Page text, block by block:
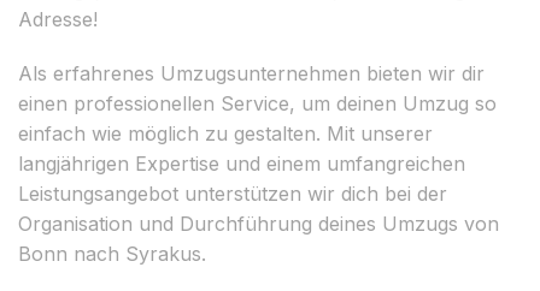
Adresse!
Als erfahrenes Umzugsunternehmen bieten wir dir
einen professionellen Service, um deinen Umzug so
einfach wie möglich zu gestalten. Mit unserer
langjährigen Expertise und einem umfangreichen
Leistungsangebot unterstützen wir dich bei der
Organisation und Durchführung deines Umzugs von
Bonn nach Syrakus.